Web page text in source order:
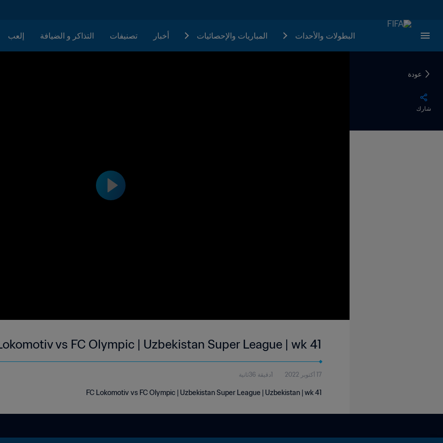
البطولات والأحدات المباريات والإحصائيات أخبار تصنيفات التذاكر و الضيافة إلعب
عودة
شارك
vs FC Olympic | Uzbekistan Super League | wk 41
17 أكتوبر 2022 1دقيقة 36ثانية
FC Lokomotiv vs FC Olympic | Uzbekistan Super League | Uzbekistan | wk 41